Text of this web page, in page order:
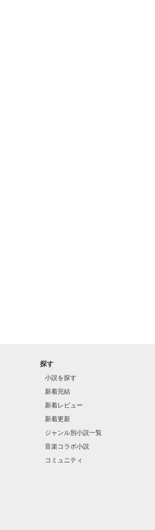
探す
小説を探す
新着完結
新着レビュー
新着更新
ジャンル別小説一覧
音楽コラボ小説
コミュニティ